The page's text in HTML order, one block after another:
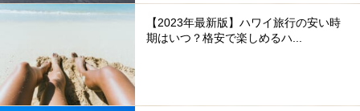
【2023年最新版】ハワイ旅行の安い時
期はいつ？格安で楽しめるハ...